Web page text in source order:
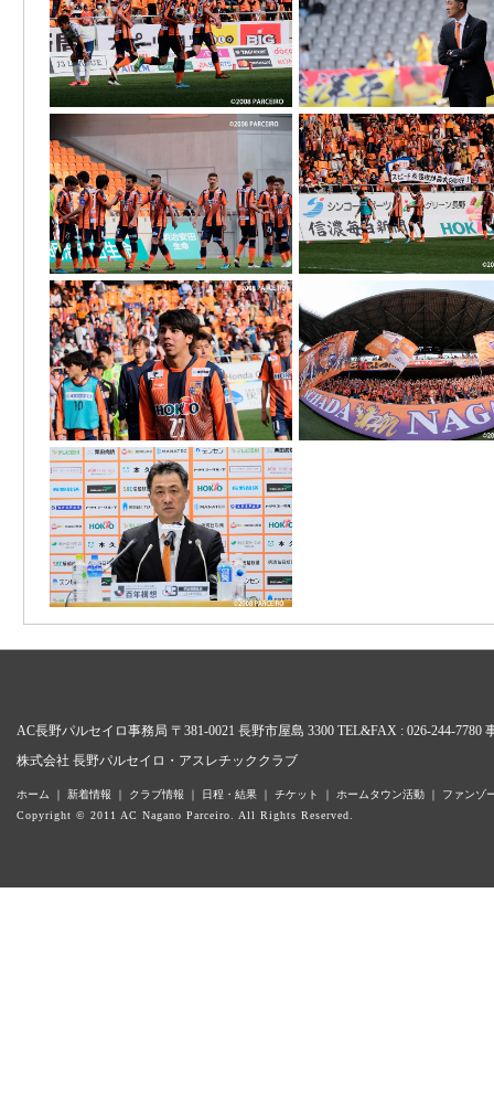
AC長野パルセイロ事務局 〒381-0021 長野市屋島 3300 TEL&FAX : 026-244-
株式会社 長野パルセイロ・アスレチッククラブ
ホーム ｜ 新着情報 ｜ クラブ情報 ｜ 日程・結果 ｜ チケット ｜ ホームタウン活動 ｜ ファンゾ
Copyright © 2011 AC Nagano Parceiro. All Rights Reserved.